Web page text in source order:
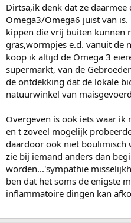
Dirtsa,ik denk dat ze
Omega3/Omega6 juist van
kippen die vrij buiten kunnen
gras,wormpjes e.d. vanuit de
koop ik altijd de Omega 3
supermarkt, van de
de ontdekking dat de lokale
natuurwinkel van
Overgeven is ook iets waar
en t zoveel mogelijk
daardoor ook niet boulimisch
zie bij iemand anders dan
worden...'sympathie
ben dat het soms de enigste
inflammatoire dingen kan